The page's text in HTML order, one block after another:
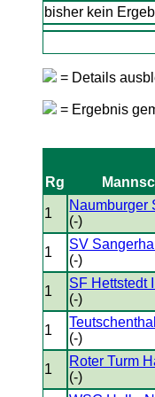
bisher kein
= Details
= Ergebnis
Rg
1
Naumburger
(-)
1
SV
(-)
1
SF Hettstedt III
(-)
1
(-)
1
Roter Turm
(-)